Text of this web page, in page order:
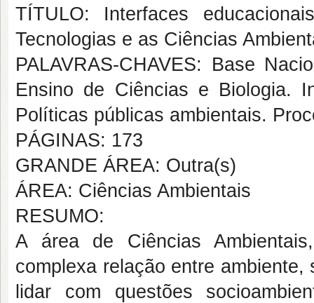
TÍTULO: Interfaces
Tecnologias e as Ciências
PALAVRAS-CHAVES: Base
Ensino de Ciências e Biologia.
Políticas públicas ambientais.
PÁGINAS: 173
GRANDE ÁREA: Outra(s)
ÁREA: Ciências Ambientais
RESUMO:
A área de Ciências
complexa relação entre
lidar com questões